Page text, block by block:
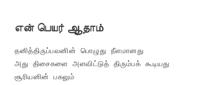
என் பெயர் ஆதாம்
தனித்திருப்பவனின் பொழுது நீளமானது
அது திசைகளை அளவிட்டுத் திரும்பக் கூடியது
சூரியனின் பகலும்